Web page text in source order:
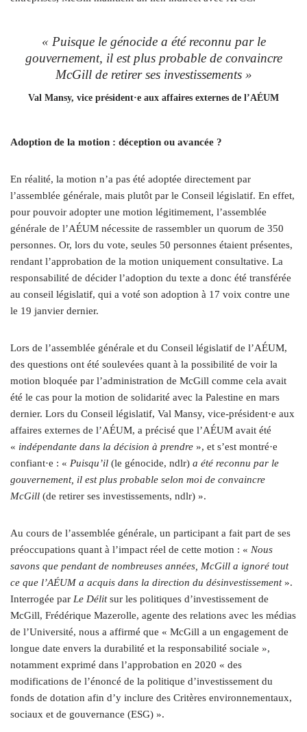
« Puisque le génocide a été reconnu par le
gouvernement, il est plus probable de convaincre
McGill de retirer ses investissements»
Val Mansy, vice président·e aux affaires externes de l’AÉUM
Adoption de la motion : déception ou avancée ?
En réalité, la motion n’a pas été adoptée directement par
l’assemblée générale, mais plutôt par le Conseil législatif. En effet,
pour pouvoir adopter une motion légitimement, l’assemblée
générale de l’AÉUM nécessite de rassembler un quorum de 350
personnes. Or, lors du vote, seules 50 personnes étaient présentes,
rendant l’approbation de la motion uniquement consultative. La
responsabilité de décider l’adoption du texte a donc été transférée
au conseil législatif, qui a voté son adoption à 17 voix contre une
le 19 janvier dernier.
Lors de l’assemblée générale et du Conseil législatif de l’AÉUM,
des questions ont été soulevées quant à la possibilité de voir la
motion bloquée par l’administration de McGill comme cela avait
été le cas pour la motion de solidarité avec la Palestine en mars
dernier. Lors du Conseil législatif, Val Mansy, vice-président·e aux
affaires externes de l’AÉUM, a précisé que l’AÉUM avait été
« indépendante dans la décision à prendre », et s’est montré·e
confiant·e : « Puisqu’il (le génocide, ndlr) a été reconnu par le
gouvernement, il est plus probable selon moi de convaincre
McGill (de retirer ses investissements, ndlr) ».
Au cours de l’assemblée générale, un participant a fait part de ses
préoccupations quant à l’impact réel de cette motion : « Nous
savons que pendant de nombreuses années, McGill a ignoré tout
ce que l’AÉUM a acquis dans la direction du désinvestissement».
Interrogée par Le Délitsur les politiques d’investissement de
McGill, Frédérique Mazerolle, agente des relations avec les médias
de l’Université, nous a affirmé que « McGill a un engagement de
longue date envers la durabilité et la responsabilité sociale »,
notamment exprimé dans l’approbation en 2020 « des
modifications de l’énoncé de la politique d’investissement du
fonds de dotation afin d’y inclure des Critères environnementaux,
sociaux et de gouvernance (ESG) ».